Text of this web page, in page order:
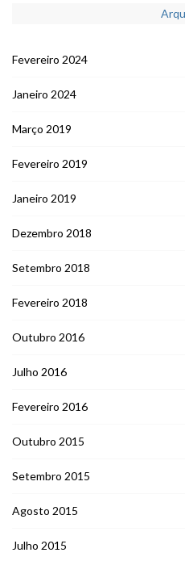
Fevereiro 2024
Janeiro 2024
Março 2019
Fevereiro 2019
Janeiro 2019
Dezembro 2018
Setembro 2018
Fevereiro 2018
Outubro 2016
Julho 2016
Fevereiro 2016
Outubro 2015
Setembro 2015
Agosto 2015
Julho 2015